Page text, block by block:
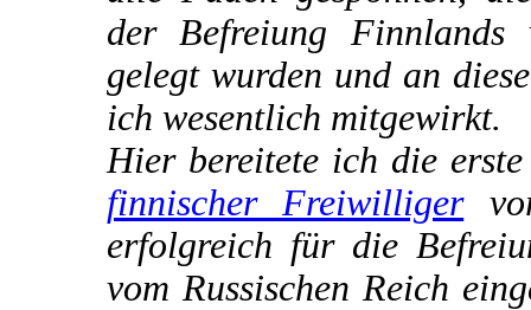
der Befreiung Finnlands
gelegt wurden und an
ich wesentlich mitgewirkt.
Hier bereitete ich die
finnischer Freiwilliger
erfolgreich für die
vom Russischen Reich